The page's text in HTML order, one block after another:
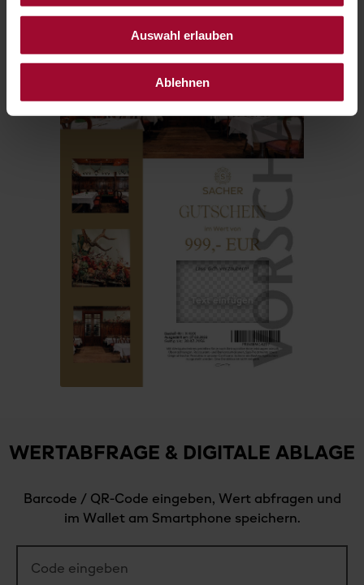
Auswahl erlauben
Ablehnen
WERTABFRAGE & DIGITALE ABLAGE
Barcode / QR-Code eingeben, Wert abfragen und
im Wallet am Smartphone speichern.